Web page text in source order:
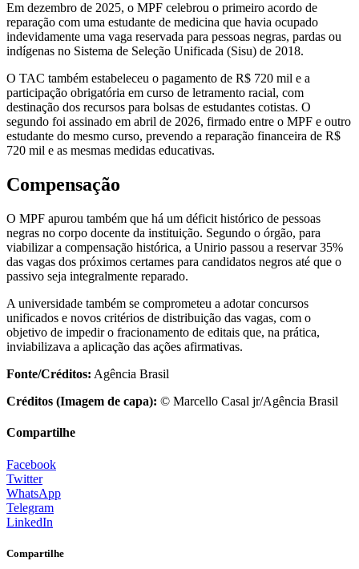
Em dezembro de 2025, o MPF celebrou o primeiro acordo de
reparação com uma estudante de medicina que havia ocupado
indevidamente uma vaga reservada para pessoas negras, pardas ou
indígenas no Sistema de Seleção Unificada (Sisu) de 2018.
O TAC também estabeleceu o pagamento de R$ 720 mil e a
participação obrigatória em curso de letramento racial, com
destinação dos recursos para bolsas de estudantes cotistas. O
segundo foi assinado em abril de 2026, firmado entre o MPF e outro
estudante do mesmo curso, prevendo a reparação financeira de R$
720 mil e as mesmas medidas educativas.
Compensação
O MPF apurou também que há um déficit histórico de pessoas
negras no corpo docente da instituição. Segundo o órgão, para
viabilizar a compensação histórica, a Unirio passou a reservar 35%
das vagas dos próximos certames para candidatos negros até que o
passivo seja integralmente reparado.
A universidade também se comprometeu a adotar concursos
unificados e novos critérios de distribuição das vagas, com o
objetivo de impedir o fracionamento de editais que, na prática,
inviabilizava a aplicação das ações afirmativas.
Fonte/Créditos: Agência Brasil
Créditos (Imagem de capa): © Marcello Casal jr/Agência Brasil
Compartilhe
Facebook
Twitter
WhatsApp
Telegram
LinkedIn
Compartilhe